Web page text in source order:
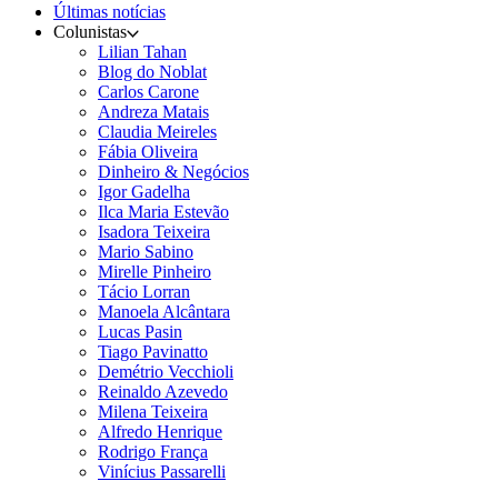
Últimas notícias
Colunistas
Lilian Tahan
Blog do Noblat
Carlos Carone
Andreza Matais
Claudia Meireles
Fábia Oliveira
Dinheiro & Negócios
Igor Gadelha
Ilca Maria Estevão
Isadora Teixeira
Mario Sabino
Mirelle Pinheiro
Tácio Lorran
Manoela Alcântara
Lucas Pasin
Tiago Pavinatto
Demétrio Vecchioli
Reinaldo Azevedo
Milena Teixeira
Alfredo Henrique
Rodrigo França
Vinícius Passarelli